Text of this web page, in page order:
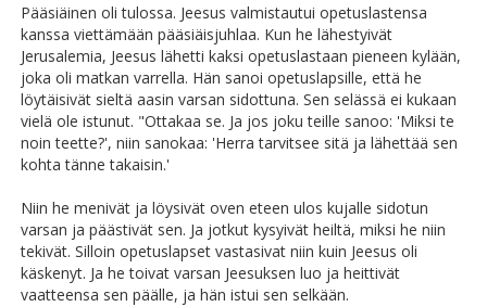
Pääsiäinen oli tulossa. Jeesus valmistautui opetuslastensa
kanssa viettämään pääsiäisjuhlaa. Kun he lähestyivät
Jerusalemia, Jeesus lähetti kaksi opetuslastaan pieneen kylään,
joka oli matkan varrella. Hän sanoi opetuslapsille, että he
löytäisivät sieltä aasin varsan sidottuna. Sen selässä ei kukaan
vielä ole istunut. "Ottakaa se. Ja jos joku teille sanoo: 'Miksi te
noin teette?', niin sanokaa: 'Herra tarvitsee sitä ja lähettää sen
kohta tänne takaisin.'
Niin he menivät ja löysivät oven eteen ulos kujalle sidotun
varsan ja päästivät sen. Ja jotkut kysyivät heiltä, miksi he niin
tekivät. Silloin opetuslapset vastasivat niin kuin Jeesus oli
käskenyt. Ja he toivat varsan Jeesuksen luo ja heittivät
vaatteensa sen päälle, ja hän istui sen selkään.